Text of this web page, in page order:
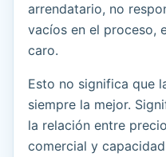
arrendatario, no
vacíos en el proceso,
caro.
Esto no significa que
siempre la mejor.
la relación entre
comercial y